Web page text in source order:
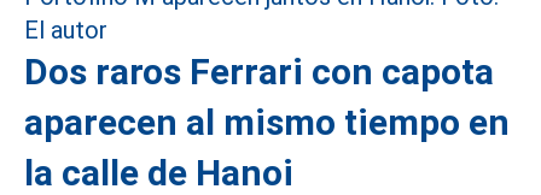
Dos raros Ferrari con capota
aparecen al mismo tiempo en
la calle de Hanoi